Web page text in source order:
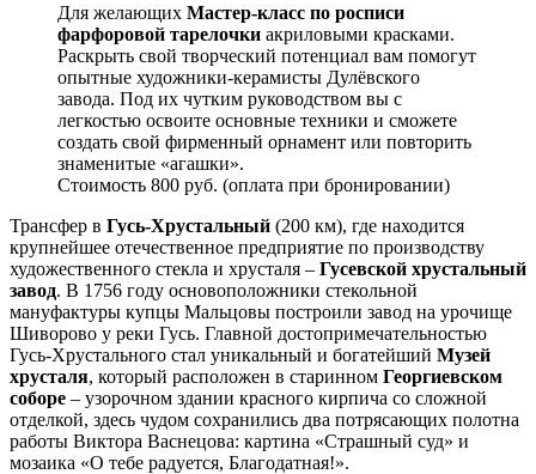
Для желающих Мастер-класс по росписи
фарфоровой тарелочки акриловыми красками.
Раскрыть свой творческий потенциал вам помогут
опытные художники-керамисты Дулёвского
завода. Под их чутким руководством вы с
легкостью освоите основные техники и сможете
создать свой фирменный орнамент или повторить
знаменитые «агашки».
Стоимость 800 руб. (оплата при бронировании)
Трансфер в Гусь-Хрустальный (200 км), где находится
крупнейшее отечественное предприятие по производству
художественного стекла и хрусталя – Гусевской хрустальный
завод. В 1756 году основоположники стекольной
мануфактуры купцы Мальцовы построили завод на урочище
Шиворово у реки Гусь. Главной достопримечательностью
Гусь-Хрустального стал уникальный и богатейший Музей
хрусталя, который расположен в старинном Георгиевском
соборе – узорочном здании красного кирпича со сложной
отделкой, здесь чудом сохранились два потрясающих полотна
работы Виктора Васнецова: картина «Страшный суд» и
мозаика «О тебе радуется, Благодатная!».